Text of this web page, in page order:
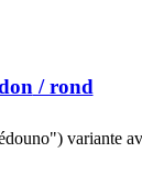
/ rond
variante